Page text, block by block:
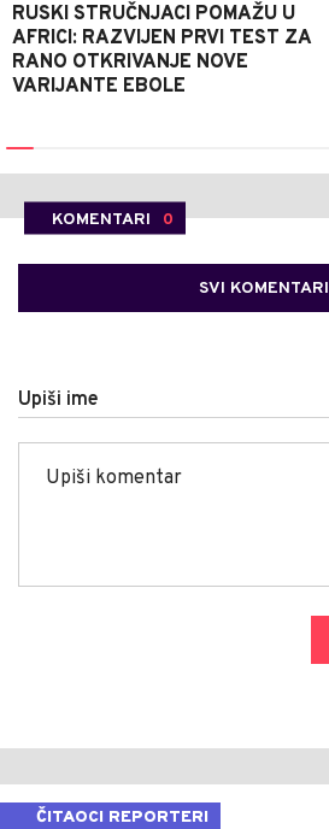
RUSKI STRUČNJACI POMAŽU U
AFRICI: RAZVIJEN PRVI TEST ZA
RANO OTKRIVANJE NOVE
VARIJANTE EBOLE
KOMENTARI 0
SVI KOMENTARI
Upiši ime
ČITAOCI REPORTERI